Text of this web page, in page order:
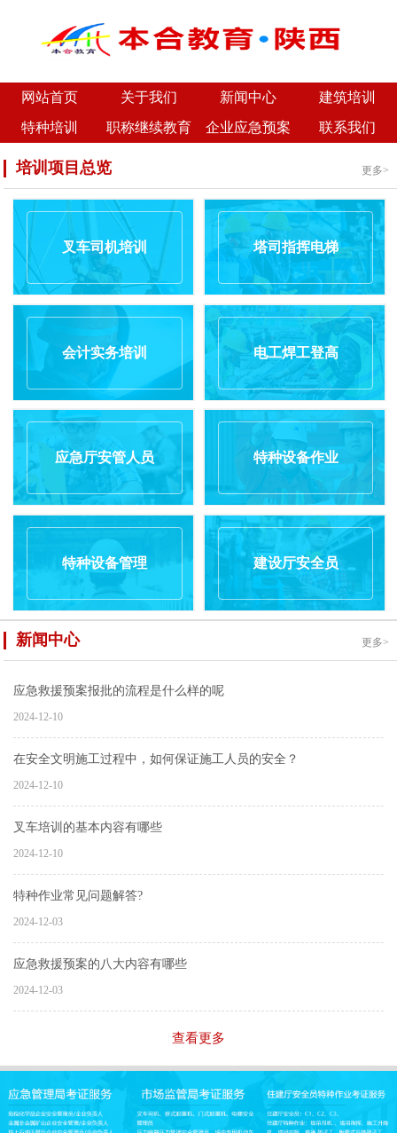
网站首页 关于我们 新闻中心
建筑培训
特种培训
职称继续教育 企业应急预案 联系我们
培训项目总览 更多>
叉车司机培训 塔司指挥电梯
会计实务培训 电工焊工登高
应急厅安管人员 特种设备作业
特种设备管理 建设厅安全员
新闻中心 更多>
应急救援预案报批的流程是什么样的呢
2024-12-10
在安全文明施工过程中，如何保证施工人员的安全？
2024-12-10
叉车培训的基本内容有哪些
2024-12-10
特种作业常见问题解答?
2024-12-03
应急救援预案的八大内容有哪些
2024-12-03
查看更多